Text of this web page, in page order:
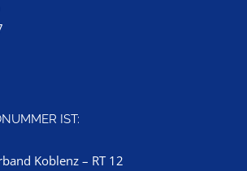
IST:
Koblenz – RT 12